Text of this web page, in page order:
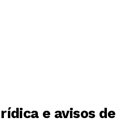
e avisos de